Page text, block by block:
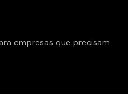
empresas que precisam